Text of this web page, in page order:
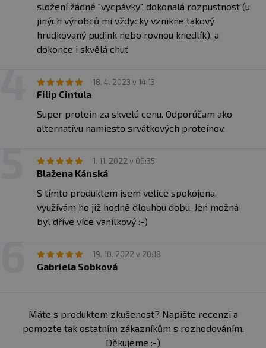
složení žádné "vycpávky", dokonalá rozpustnost (u
jiných výrobců mi vždycky vznikne takový
hrudkovaný pudink nebo rovnou knedlík), a
dokonce i skvělá chuť
18. 4. 2023 v 14:13
Filip Cintula
Super protein za skvelú cenu. Odporúčam ako
alternatívu namiesto srvátkových proteínov.
1. 11. 2022 v 06:35
Blažena Kánská
S tímto produktem jsem velice spokojena,
využívám ho již hodně dlouhou dobu. Jen možná
byl dříve více vanilkový :-)
19. 10. 2022 v 20:18
Gabriela Sobková
Máte s produktem zkušenost? Napište recenzi a
pomozte tak ostatním zákazníkům s rozhodováním.
Děkujeme :-)